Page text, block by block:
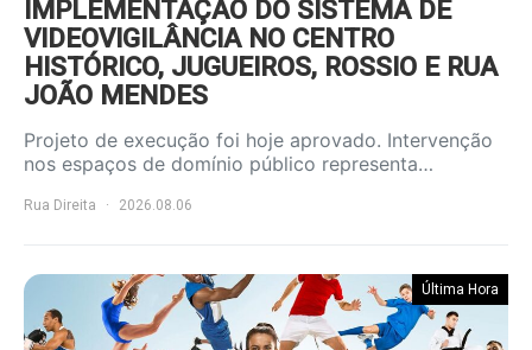
IMPLEMENTAÇÃO DO SISTEMA DE
VIDEOVIGILÂNCIA NO CENTRO
HISTÓRICO, JUGUEIROS, ROSSIO E RUA
JOÃO MENDES
Projeto de execução foi hoje aprovado. Intervenção
nos espaços de domínio público representa…
Rua Direita 2026.08.06
Última Hora